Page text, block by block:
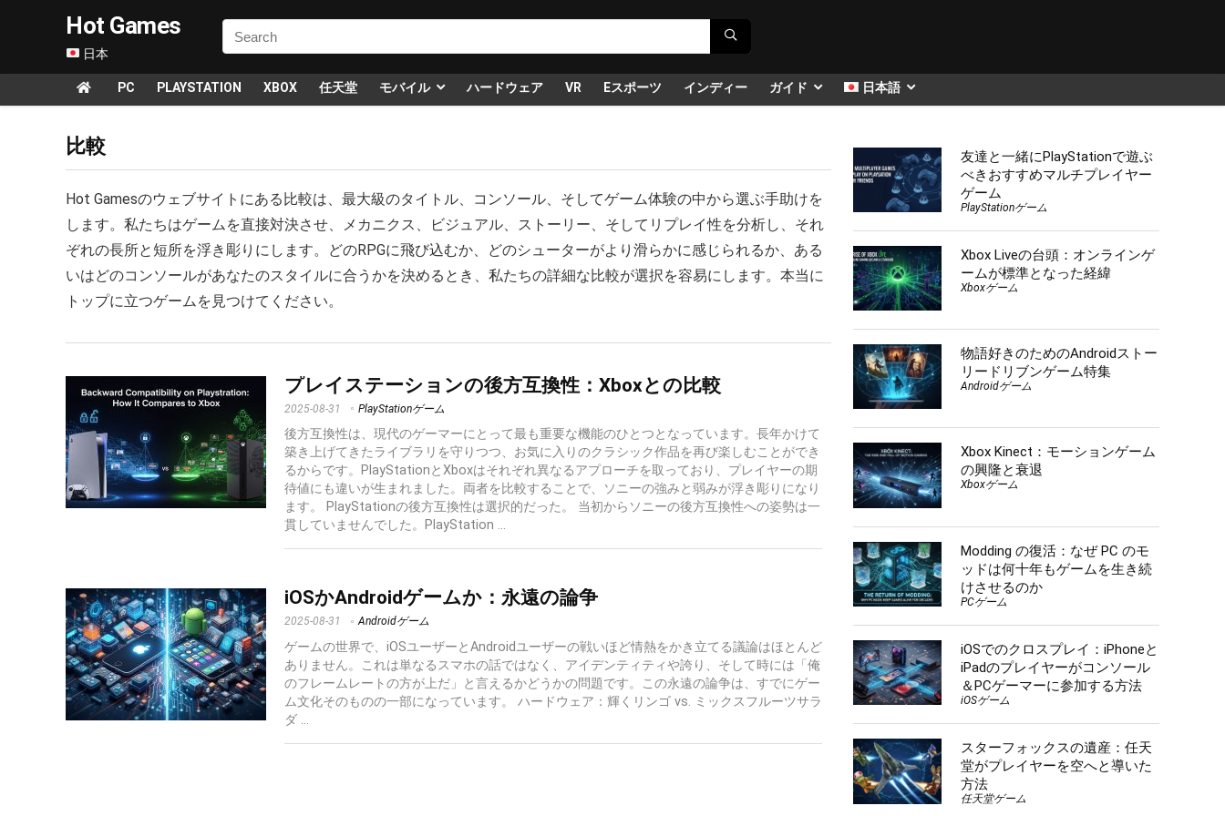
Hot Games
日本
PC PLAYSTATION XBOX 任天堂 モバイル ハードウェア VR Eスポーツ インディー ガイド 日本語
比較
Hot Gamesのウェブサイトにある比較は、最大級のタイトル、コンソール、そしてゲーム体験の中から選ぶ手助けを
します。私たちはゲームを直接対決させ、メカニクス、ビジュアル、ストーリー、そしてリプレイ性を分析し、それ
ぞれの長所と短所を浮き彫りにします。どのRPGに飛び込むか、どのシューターがより滑らかに感じられるか、ある
いはどのコンソールがあなたのスタイルに合うかを決めるとき、私たちの詳細な比較が選択を容易にします。本当に
トップに立つゲームを見つけてください。
プレイステーションの後方互換性：Xboxとの比較
2025-08-31 PlayStationゲーム
後方互換性は、現代のゲーマーにとって最も重要な機能のひとつとなっています。長年かけて
築き上げてきたライブラリを守りつつ、お気に入りのクラシック作品を再び楽しむことができ
るからです。PlayStationとXboxはそれぞれ異なるアプローチを取っており、プレイヤーの期
待値にも違いが生まれました。両者を比較することで、ソニーの強みと弱みが浮き彫りになり
ます。 PlayStationの後方互換性は選択的だった。 当初からソニーの後方互換性への姿勢は一
貫していませんでした。PlayStation ...
iOSかAndroidゲームか：永遠の論争
2025-08-31 Androidゲーム
ゲームの世界で、iOSユーザーとAndroidユーザーの戦いほど情熱をかき立てる議論はほとんど
ありません。これは単なるスマホの話ではなく、アイデンティティや誇り、そして時には「俺
のフレームレートの方が上だ」と言えるかどうかの問題です。この永遠の論争は、すでにゲー
ム文化そのものの一部になっています。 ハードウェア：輝くリンゴ vs. ミックスフルーツサラ
ダ ...
友達と一緒にPlayStationで遊ぶ
べきおすすめマルチプレイヤー
ゲーム
PlayStationゲーム
Xbox Liveの台頭：オンラインゲ
ームが標準となった経緯
Xboxゲーム
物語好きのためのAndroidストー
リードリブンゲーム特集
Androidゲーム
Xbox Kinect：モーションゲーム
の興隆と衰退
Xboxゲーム
Modding の復活：なぜ PC のモ
ッドは何十年もゲームを生き続
けさせるのか
PCゲーム
iOSでのクロスプレイ：iPhoneと
iPadのプレイヤーがコンソール
＆PCゲーマーに参加する方法
iOSゲーム
スターフォックスの遺産：任天
堂がプレイヤーを空へと導いた
方法
任天堂ゲーム